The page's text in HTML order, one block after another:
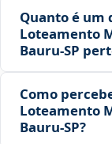
Quanto é um
Loteamento
Bauru‑SP
Como
Loteamento
Bauru‑SP?